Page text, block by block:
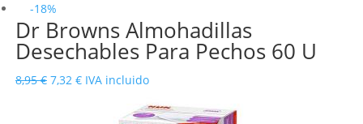
-18%
Dr Browns Almohadillas
Desechables Para Pechos 60 U
8,95€ El
7,32 €ElIVA incluido